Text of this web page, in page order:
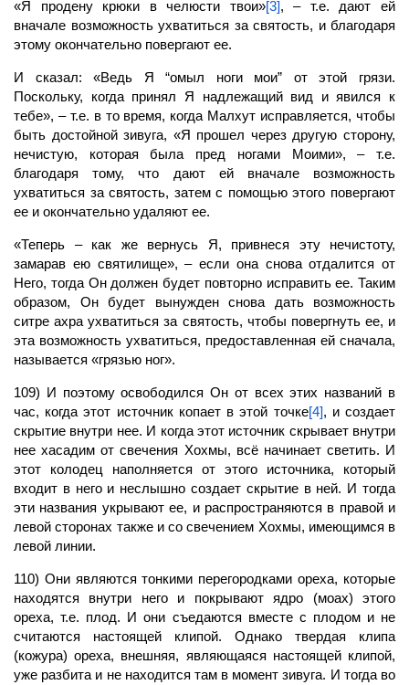
«Я продену крюки в челюсти твои»[3], – т.е. дают ей
вначале возможность ухватиться за святость, и благодаря
этому окончательно повергают ее.
И сказал: «Ведь Я “омыл ноги мои” от этой грязи.
Поскольку, когда принял Я надлежащий вид и явился к
тебе», – т.е. в то время, когда Малхут исправляется, чтобы
быть достойной зивуга, «Я прошел через другую сторону,
нечистую, которая была пред ногами Моими», – т.е.
благодаря тому, что дают ей вначале возможность
ухватиться за святость, затем с помощью этого повергают
ее и окончательно удаляют ее.
«Теперь – как же вернусь Я, привнеся эту нечистоту,
замарав ею святилище», – если она снова отдалится от
Него, тогда Он должен будет повторно исправить ее. Таким
образом, Он будет вынужден снова дать возможность
ситре ахра ухватиться за святость, чтобы повергнуть ее, и
эта возможность ухватиться, предоставленная ей сначала,
называется «грязью ног».
109) И поэтому освободился Он от всех этих названий в
час, когда этот источник копает в этой точке[4], и создает
скрытие внутри нее. И когда этот источник скрывает внутри
нее хасадим от свечения Хохмы, всё начинает светить. И
этот колодец наполняется от этого источника, который
входит в него и неслышно создает скрытие в ней. И тогда
эти названия укрывают ее, и распространяются в правой и
левой сторонах также и со свечением Хохмы, имеющимся в
левой линии.
110) Они являются тонкими перегородками ореха, которые
находятся внутри него и покрывают ядро (моах) этого
ореха, т.е. плод. И они съедаются вместе с плодом и не
считаются настоящей клипой. Однако твердая клипа
(кожура) ореха, внешняя, являющаяся настоящей клипой,
уже разбита и не находится там в момент зивуга. И тогда во